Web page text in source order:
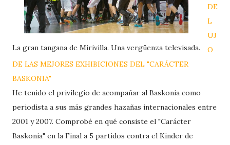
La gran tangana de Mirivilla. Una vergüenza televisada.
DE
L
UJ
O
DE LAS MEJORES EXHIBICIONES DEL "CARÁCTER
BASKONIA"
He tenido el privilegio de acompañar al Baskonia como
periodista a sus más grandes hazañas internacionales entre
2001 y 2007. Comprobé en qué consiste el "Carácter
Baskonia" en la Final a 5 partidos contra el Kinder de